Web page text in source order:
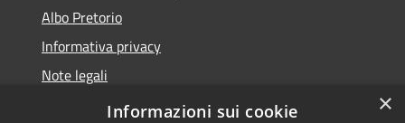
Albo Pretorio
Informativa privacy
Note legali
Dichiarazione di accessibilità
×
Informazioni sui cookie